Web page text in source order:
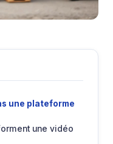
une plateforme
une vidéo